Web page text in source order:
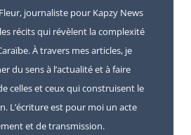
journaliste pour Kapzy News
récits qui révèlent la complexité
À travers mes articles, je
du sens à l’actualité et à faire
celles et ceux qui construisent le
L’écriture est pour moi un acte
et de transmission.